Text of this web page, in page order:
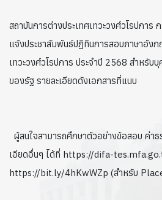
สถาบันการต่างประเทศเทวะวงศ์วโรปการ
แจ้งประชาสัมพันธ์ปฏิทินการสอบภาษาอังก
เทวะวงศ์วโรปการ ประจำปี 2568 สำหรับ
ของรัฐ รายละเอียดดังเอกสารที่แนบ
ผู้สนใจสามารถศึกษาตัวอย่างข้อสอบ ค่าธ
เอียดอื่นๆ ได้ที่ https://difa-
https://bit.ly/4hKwWZp (สำหรับ